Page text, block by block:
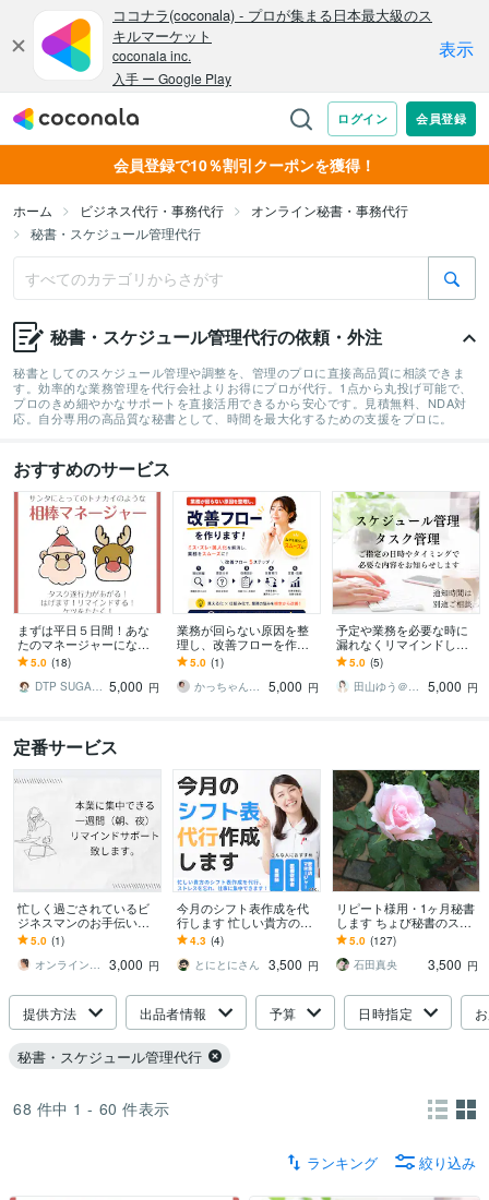
会員登録で10％割引クーポンを獲得！
ホーム ビジネス代行・事務代行
オンライン秘書・事務代行
秘書・スケジュール管理代行
秘書・スケジュール管理代行の依頼・外注
秘書としてのスケジュール管理や調整を、管理のプロに直接高品質に相談できま
す。効率的な業務管理を代行会社よりお得にプロが代行。1点から丸投げ可能で、
プロのきめ細やかなサポートを直接活用できるから安心です。見積無料、NDA対
応。自分専用の高品質な秘書として、時間を最大化するための支援をプロに。
おすすめのサービス
まずは平日５日間！あな
たのマネージャーになり
ます ★タスクを遂行して
一緒に目標に向かって走
ろう！
5.0 (18)
DTP SUGAWARA 5,000 円
業務が回らない原因を整
理し、改善フローを作り
ます ミス・ズレ・属人化
を解消｜実務経験ベース
で整えます
5.0 (1)
かっちゃん秘書
5,000 円
予定や業務を必要な時に
漏れなくリマインドしま
す 既存客さまからも喜ば
れているスケジュール・
タスク管理業務です
5.0 (5)
田山ゆう＠オンライン秘書
5,000 円
定番サービス
忙しく過ごされているビ
ジネスマンのお手伝いし
ます 一週間毎日（朝、
夜）ご予定リマインド致
します
5.0 (1)
オンラインサポーターやすいえり
3,000 円
今月のシフト表作成を代
行します 忙しい貴方のシ
フト表作成を代行！スト
レスを忘れ、仕事に集
中！
4.3 (4)
とにとにさん
3,500 円
リピート様用・1ヶ月秘書
します ちょび秘書のスケ
ジュールリマインドコー
ス
5.0 (127)
石田真央
3,500 円
提供方法 出品者情報 予算 日時指定
秘書・スケジュール管理代行
68 件中 1 - 60 件表示
ランキング 絞り込み